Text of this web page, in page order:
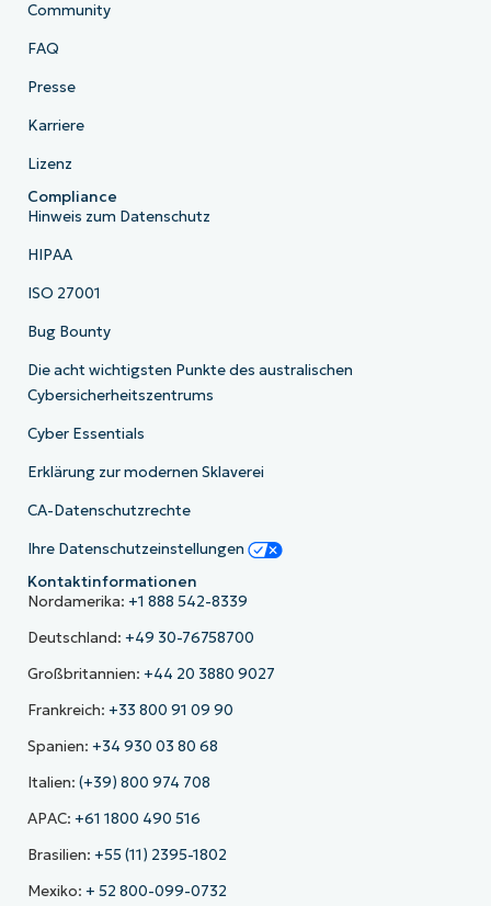
Community
FAQ
Presse
Karriere
Lizenz
Compliance
Hinweis zum Datenschutz
HIPAA
ISO 27001
Bug Bounty
Die acht wichtigsten Punkte des australischen
Cybersicherheitszentrums
Cyber Essentials
Erklärung zur modernen Sklaverei
CA-Datenschutzrechte
Ihre Datenschutzeinstellungen
Kontaktinformationen
Nordamerika: +1 888 542-8339
Deutschland: +49 30-76758700
Großbritannien: +44 20 3880 9027
Frankreich: +33 800 91 09 90
Spanien: +34 930 03 80 68
Italien: (+39) 800 974 708
APAC: +61 1800 490 516
Brasilien: +55 (11) 2395-1802
Mexiko: + 52 800-099-0732